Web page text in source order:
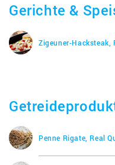
Gerichte &
Zigeuner-Hacksteak,
Penne Rigate, Real